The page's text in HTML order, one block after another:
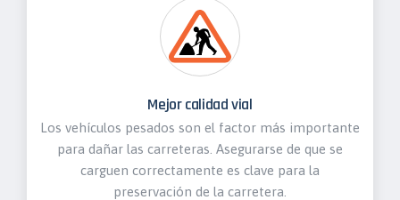
Mejor calidad vial
Los vehículos pesados son el factor más importante
para dañar las carreteras. Asegurarse de que se
carguen correctamente es clave para la
preservación de la carretera.